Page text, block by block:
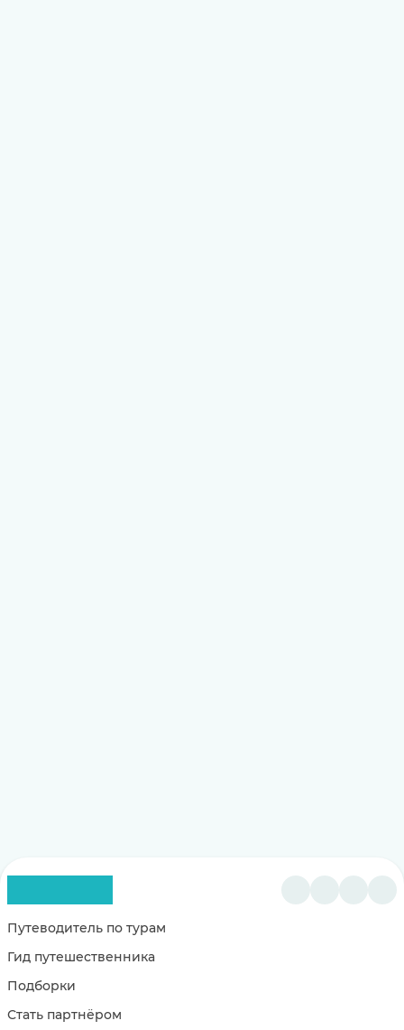
Путеводитель по турам
Гид путешественника
Подборки
Стать партнёром